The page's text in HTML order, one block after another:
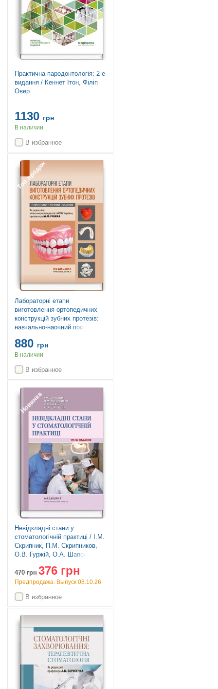
Практична пародонтологія: 2-е
видання / Кеннет Ітон, Філіп
Овер
1130 грн
В наличии
В избранное
Топ продаж
Лабораторні етапи
виготовлення ортопедичних
конструкцій зубних протезів:
навчально-наочний посібник /
І.В. Палійчук та ін.
880 грн
В наличии
В избранное
Новинка
Невідкладні стани у
стоматологічній практиці / І.М.
Скрипник, П.М. Скрипников,
О.В. Гуржій, О.А. Шапошник.
470грн 376 грн
Предпродажа. Выпуск 08.10.26
В избранное